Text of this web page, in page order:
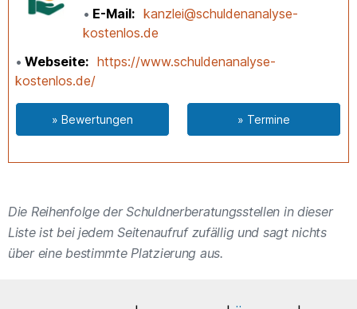
E-Mail
kanzlei@schuldenanalyse-
kostenlos.de
Webseite
https://www.schuldenanalyse-
kostenlos.de/
» Bewertungen » Termine
Die Reihenfolge der Schuldnerberatungsstellen in dieser
Liste ist bei jedem Seitenaufruf zufällig und sagt nichts
über eine bestimmte Platzierung aus.